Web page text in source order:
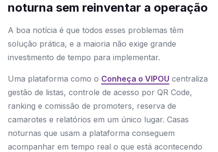
noturna sem reinventar a operação
A boa notícia é que todos esses problemas têm
solução prática, e a maioria não exige grande
investimento de tempo para implementar.
Uma plataforma como o Conheça o VIPOU centraliza
gestão de listas, controle de acesso por QR Code,
ranking e comissão de promoters, reserva de
camarotes e relatórios em um único lugar. Casas
noturnas que usam a plataforma conseguem
acompanhar em tempo real o que está acontecendo